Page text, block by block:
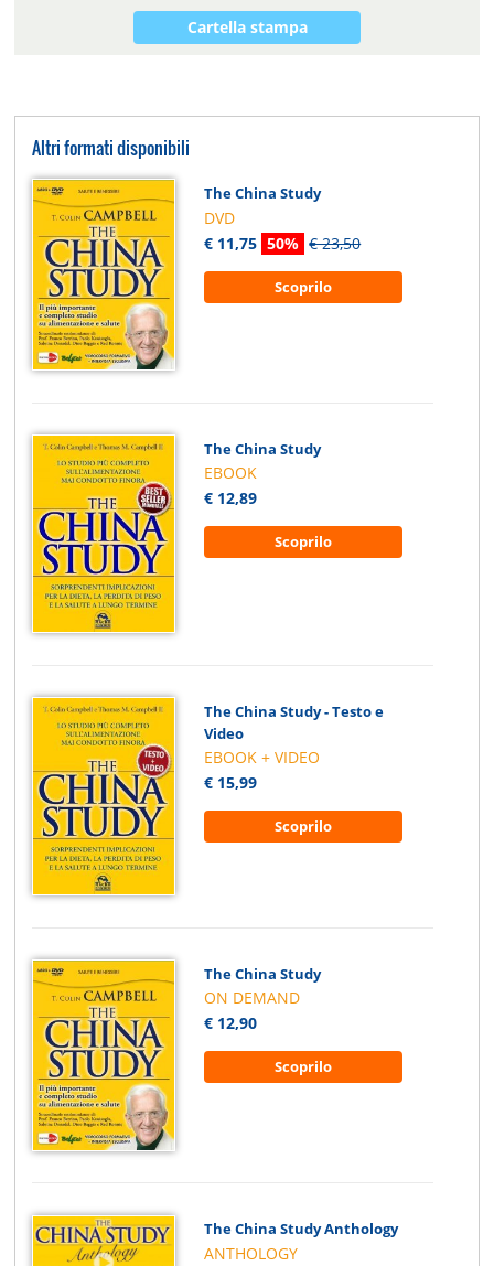
Cartella stampa
Altri formati disponibili
The China Study
DVD
€ 11,75 50% € 23,50
Scoprilo
The China Study
EBOOK
€ 12,89
Scoprilo
The China Study - Testo e
Video
EBOOK + VIDEO
€ 15,99
Scoprilo
The China Study
ON DEMAND
€ 12,90
Scoprilo
The China Study Anthology
ANTHOLOGY